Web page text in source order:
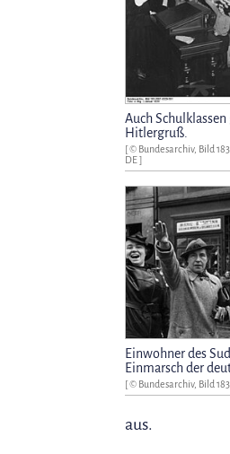
Auch
Hitlergruß.
[ © Bundesarchiv, Bild
DE]
Einwohner des
Einmarsch der
[ © Bundesarchiv, Bild
aus.